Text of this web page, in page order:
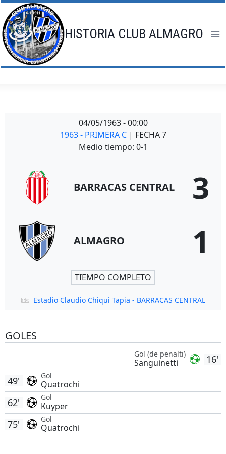
Saltar
al
contenido
HISTORIA CLUB ALMAGRO
04/05/1963 - 00:00
1963 - PRIMERA C | FECHA 7
Medio tiempo: 0-1
BARRACAS CENTRAL 3
ALMAGRO 1
TIEMPO COMPLETO
Estadio Claudio Chiqui Tapia - BARRACAS CENTRAL
GOLES
16'
Gol (de penalti)
Sanguinetti
Gol
Quatrochi
49'
Gol
Kuyper
62'
Gol
Quatrochi
75'